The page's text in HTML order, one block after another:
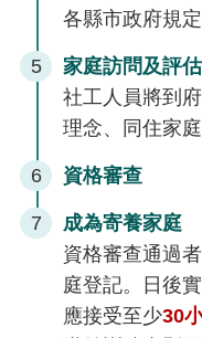
各縣市政府規定
5
家庭訪問及評估
社工人員將到
理念、同住家
6 資格審查
7
成為寄養家庭
資格審查通過
庭登記。日後
應接受至少30